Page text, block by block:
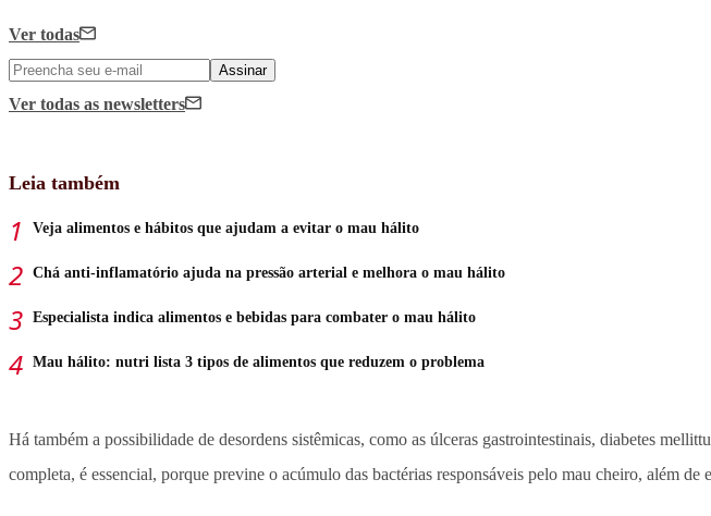
Ver todas
Assinar
Ver todas as newsletters
Leia também
Veja alimentos e hábitos que ajudam a evitar o mau hálito
Chá anti-inflamatório ajuda na pressão arterial e melhora o mau hálito
Especialista indica alimentos e bebidas para combater o mau hálito
Mau hálito: nutri lista 3 tipos de alimentos que reduzem o problema
Há também a possibilidade de desordens sistêmicas, como as úlceras gastrointestinais, diabetes
completa, é essencial, porque previne o acúmulo das bactérias responsáveis pelo mau cheiro, além de